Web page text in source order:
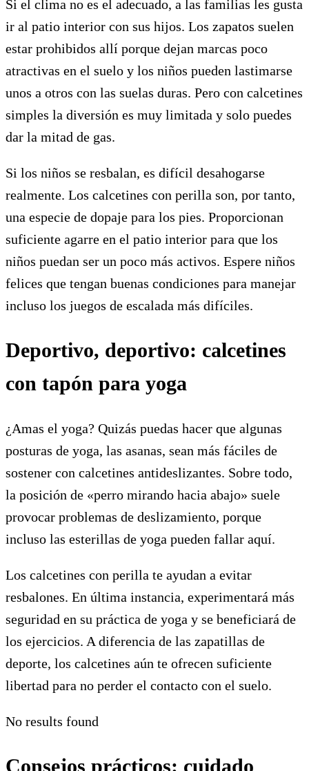
Si el clima no es el adecuado, a las familias les gusta
ir al patio interior con sus hijos. Los zapatos suelen
estar prohibidos allí porque dejan marcas poco
atractivas en el suelo y los niños pueden lastimarse
unos a otros con las suelas duras. Pero con calcetines
simples la diversión es muy limitada y solo puedes
dar la mitad de gas.
Si los niños se resbalan, es difícil desahogarse
realmente. Los calcetines con perilla son, por tanto,
una especie de dopaje para los pies. Proporcionan
suficiente agarre en el patio interior para que los
niños puedan ser un poco más activos. Espere niños
felices que tengan buenas condiciones para manejar
incluso los juegos de escalada más difíciles.
Deportivo, deportivo: calcetines
con tapón para yoga
¿Amas el yoga? Quizás puedas hacer que algunas
posturas de yoga, las asanas, sean más fáciles de
sostener con calcetines antideslizantes. Sobre todo,
la posición de «perro mirando hacia abajo» suele
provocar problemas de deslizamiento, porque
incluso las esterillas de yoga pueden fallar aquí.
Los calcetines con perilla te ayudan a evitar
resbalones. En última instancia, experimentará más
seguridad en su práctica de yoga y se beneficiará de
los ejercicios. A diferencia de las zapatillas de
deporte, los calcetines aún te ofrecen suficiente
libertad para no perder el contacto con el suelo.
No results found
Consejos prácticos: cuidado